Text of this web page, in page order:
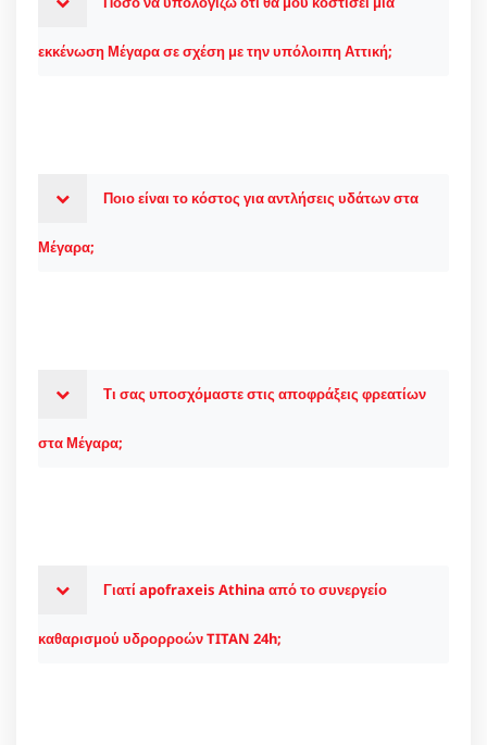
εκκένωση Μέγαρα σε σχέση με την υπόλοιπη Αττική;
Ποιο είναι το κόστος για αντλήσεις υδάτων στα
Μέγαρα;
Τι σας υποσχόμαστε στις αποφράξεις φρεατίων
στα Μέγαρα;
Γιατί apofraxeis Athina από το συνεργείο
καθαρισμού υδρορροών TITAN 24h;